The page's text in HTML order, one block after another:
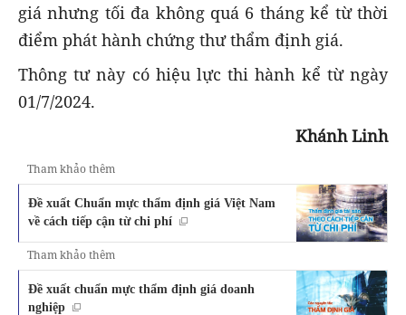
giá nhưng tối đa không quá 6 tháng kể từ thời
điểm phát hành chứng thư thẩm định giá.
Thông tư này có hiệu lực thi hành kể từ ngày
01/7/2024.
Khánh Linh
Tham khảo thêm
Đề xuất Chuẩn mực thẩm định giá Việt Nam
về cách tiếp cận từ chi phí
Tham khảo thêm
Đề xuất chuẩn mực thẩm định giá doanh
nghiệp